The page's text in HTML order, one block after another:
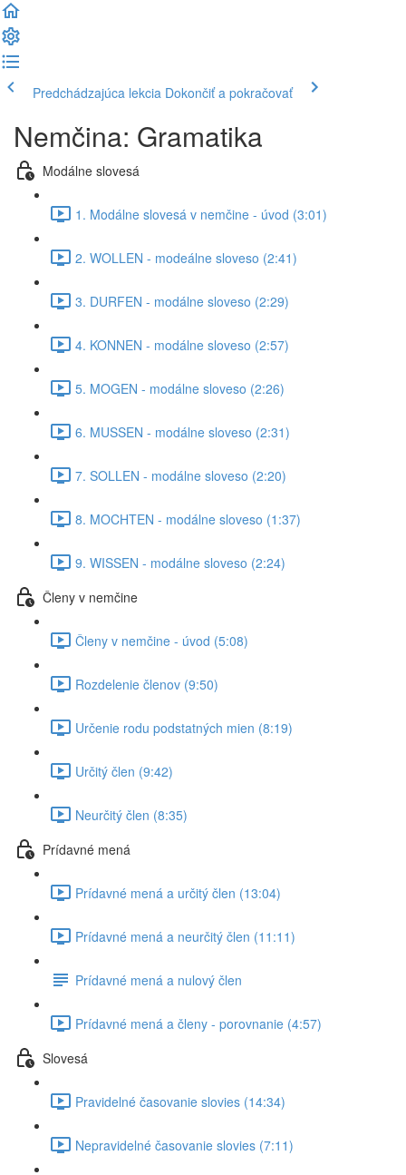
Predchádzajúca lekcia Dokončiť a pokračovať
Nemčina: Gramatika
Modálne slovesá
1. Modálne slovesá v nemčine - úvod (3:01)
2. WOLLEN - modeálne sloveso (2:41)
3. DURFEN - modálne sloveso (2:29)
4. KONNEN - modálne sloveso (2:57)
5. MOGEN - modálne sloveso (2:26)
6. MUSSEN - modálne sloveso (2:31)
7. SOLLEN - modálne sloveso (2:20)
8. MOCHTEN - modálne sloveso (1:37)
9. WISSEN - modálne sloveso (2:24)
Členy v nemčine
Členy v nemčine - úvod (5:08)
Rozdelenie členov (9:50)
Určenie rodu podstatných mien (8:19)
Určitý člen (9:42)
Neurčitý člen (8:35)
Prídavné mená
Prídavné mená a určitý člen (13:04)
Prídavné mená a neurčitý člen (11:11)
Prídavné mená a nulový člen
Prídavné mená a členy - porovnanie (4:57)
Slovesá
Pravidelné časovanie slovies (14:34)
Nepravidelné časovanie slovies (7:11)